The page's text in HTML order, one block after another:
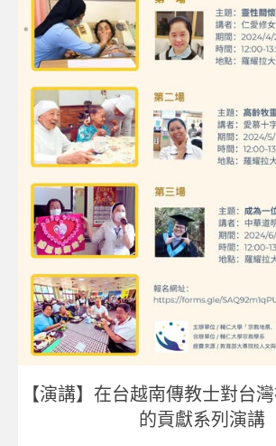
【演講】在台越南傳教士對台
的貢獻系列演講